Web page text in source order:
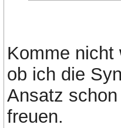
Komme nicht
ob ich die
Ansatz
freuen.